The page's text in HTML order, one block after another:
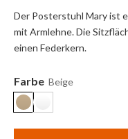
Der Posterstuhl Mary ist
mit Armlehne. Die
einen Federkern.
Farbe Beige